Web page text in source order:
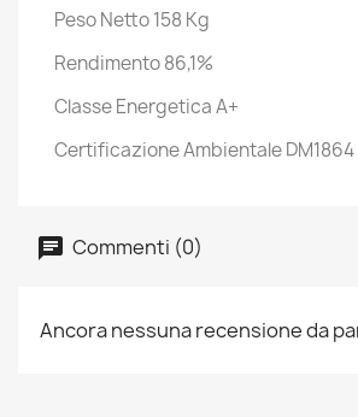
Peso Netto 158 Kg
Rendimento 86,1%
Classe Energetica A+
Certificazione Ambientale DM1864
Commenti (0)
Ancora nessuna recensione da